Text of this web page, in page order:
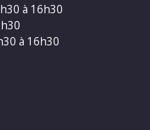
à 16h30
à 16h30